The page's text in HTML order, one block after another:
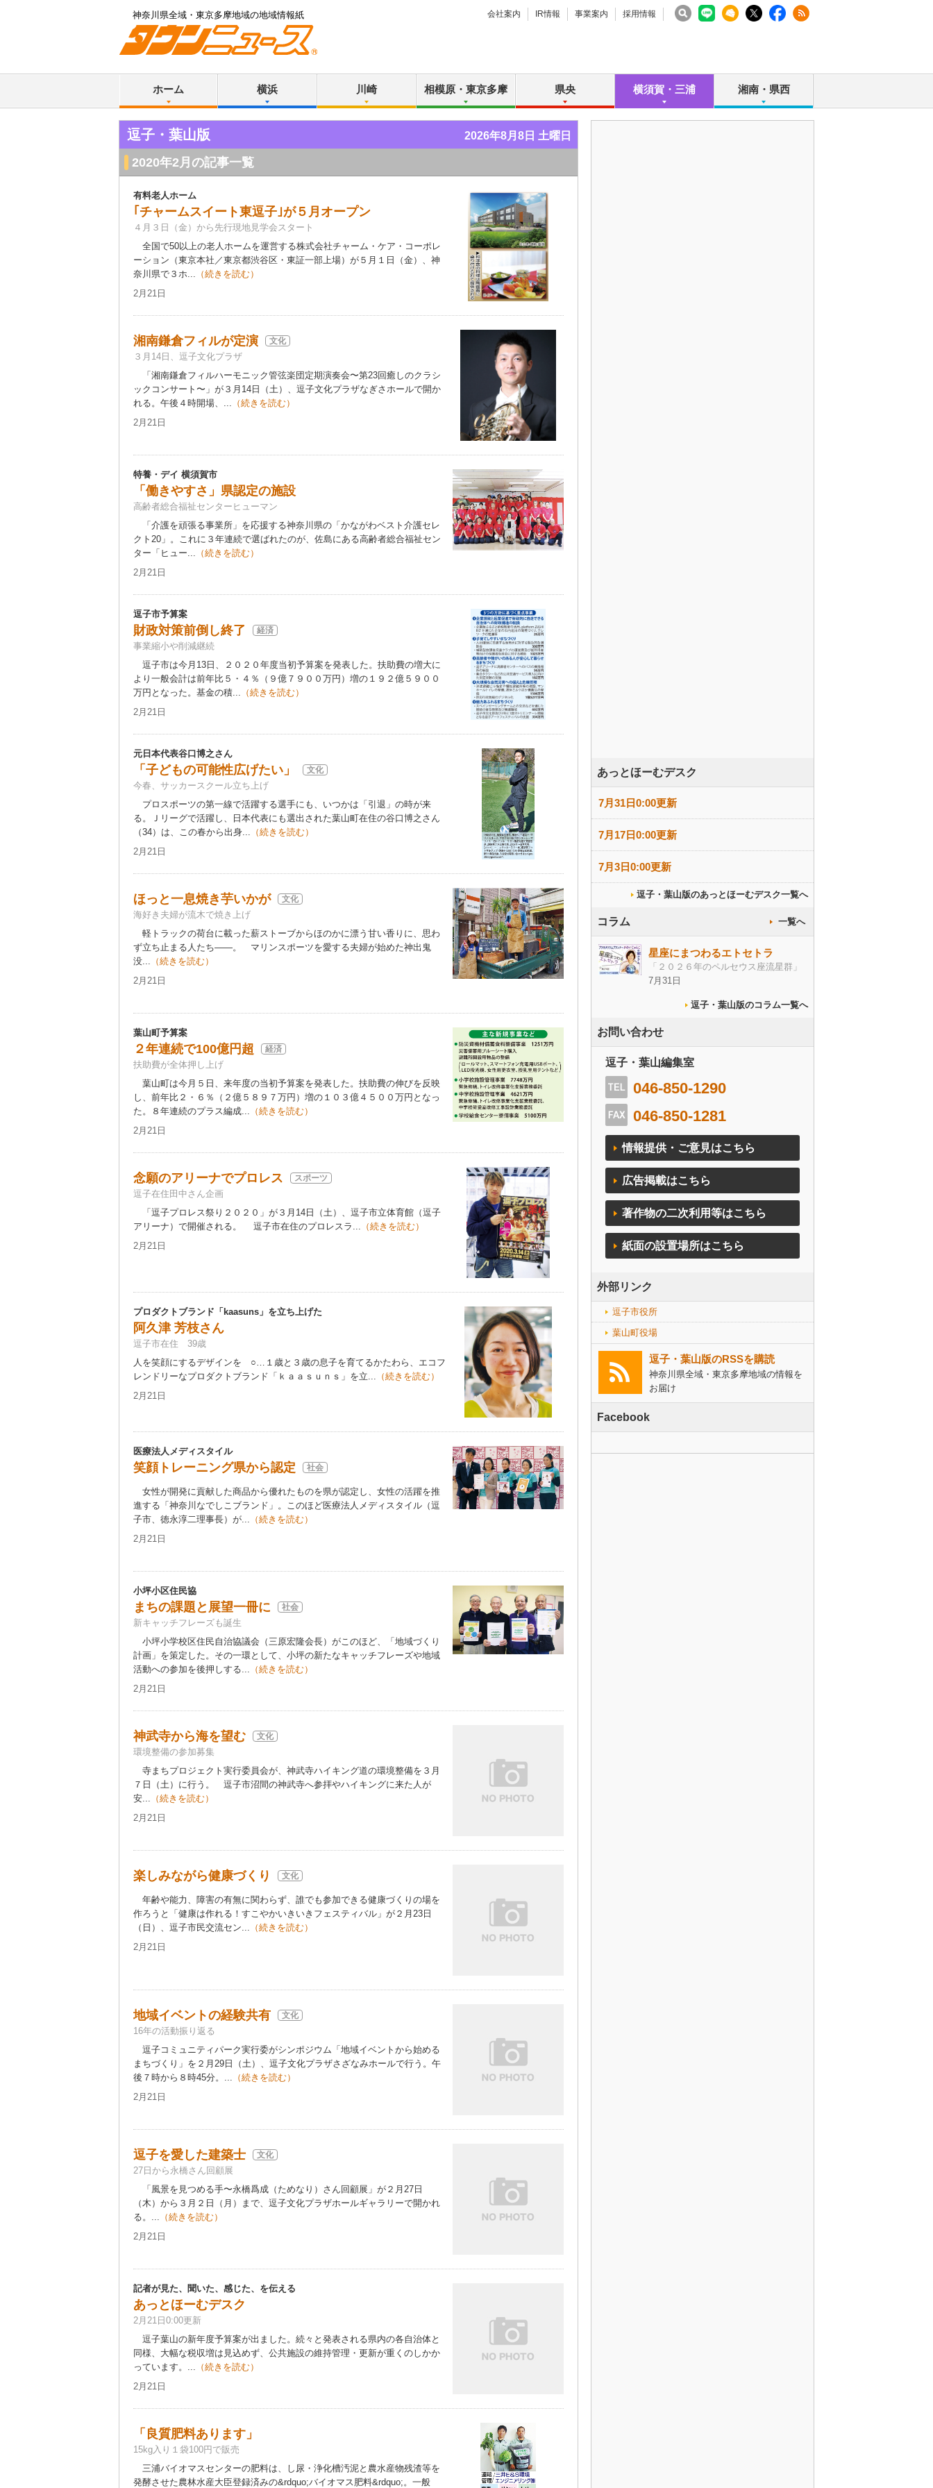
神奈川県全域・東京多摩地域の地域情報紙 会社案内 IR情報 事業案内 採用情報
ホーム 横浜 川崎 相模原・東京多摩 県央 横須賀・三浦 湘南・県西
逗子・葉山版 2026年8月8日 土曜日
2020年2月の記事一覧
有料老人ホーム
｢チャームスイート東逗子｣が５月オープン
４月３日（金）から先行現地見学会スタート
全国で50以上の老人ホームを運営する株式会社チャーム・ケア・コーポレ
ーション（東京本社／東京都渋谷区・東証一部上場）が５月１日（金）、神
奈川県で３ホ... （続きを読む）
2月21日
湘南鎌倉フィルが定演 文化
３月14日、逗子文化プラザ
「湘南鎌倉フィルハーモニック管弦楽団定期演奏会〜第23回癒しのクラシ
ックコンサート〜」が３月14日（土）、逗子文化プラザなぎさホールで開か
れる。午後４時開場、... （続きを読む）
2月21日
特養・デイ 横須賀市
「働きやすさ」県認定の施設
高齢者総合福祉センターヒューマン
「介護を頑張る事業所」を応援する神奈川県の「かながわベスト介護セレ
クト20」。これに３年連続で選ばれたのが、佐島にある高齢者総合福祉セン
ター「ヒュー... （続きを読む）
2月21日
逗子市予算案
財政対策前倒し終了 経済
事業縮小や削減継続
逗子市は今月13日、２０２０年度当初予算案を発表した。扶助費の増大に
より一般会計は前年比５・４％（９億７９００万円）増の１９２億５９００
万円となった。基金の積... （続きを読む）
2月21日
元日本代表谷口博之さん
「子どもの可能性広げたい」 文化
今春、サッカースクール立ち上げ
プロスポーツの第一線で活躍する選手にも、いつかは「引退」の時が来
る。Ｊリーグで活躍し、日本代表にも選出された葉山町在住の谷口博之さん
（34）は、この春から出身... （続きを読む）
2月21日
ほっと一息焼き芋いかが 文化
海好き夫婦が流木で焼き上げ
軽トラックの荷台に載った薪ストーブからほのかに漂う甘い香りに、思わ
ず立ち止まる人たち――。 マリンスポーツを愛する夫婦が始めた神出鬼
没... （続きを読む）
2月21日
葉山町予算案
２年連続で100億円超 経済
扶助費が全体押し上げ
葉山町は今月５日、来年度の当初予算案を発表した。扶助費の伸びを反映
し、前年比２・６％（２億５８９７万円）増の１０３億４５００万円となっ
た。８年連続のプラス編成... （続きを読む）
2月21日
念願のアリーナでプロレス スポーツ
逗子在住田中さん企画
「逗子プロレス祭り２０２０」が３月14日（土）、逗子市立体育館（逗子
アリーナ）で開催される。 逗子市在住のプロレスラ... （続きを読む）
2月21日
プロダクトブランド「kaasuns」を立ち上げた
阿久津 芳枝さん
逗子市在住 39歳
人を笑顔にするデザインを ○…１歳と３歳の息子を育てるかたわら、エコフ
レンドリーなプロダクトブランド「ｋａａｓｕｎｓ」を立... （続きを読む）
2月21日
医療法人メディスタイル
笑顔トレーニング県から認定 社会
女性が開発に貢献した商品から優れたものを県が認定し、女性の活躍を推
進する「神奈川なでしこブランド」。このほど医療法人メディスタイル（逗
子市、徳永淳二理事長）が... （続きを読む）
2月21日
小坪小区住民協
まちの課題と展望一冊に 社会
新キャッチフレーズも誕生
小坪小学校区住民自治協議会（三原宏隆会長）がこのほど、「地域づくり
計画」を策定した。その一環として、小坪の新たなキャッチフレーズや地域
活動への参加を後押しする... （続きを読む）
2月21日
神武寺から海を望む 文化
環境整備の参加募集
寺まちプロジェクト実行委員会が、神武寺ハイキング道の環境整備を３月
７日（土）に行う。 逗子市沼間の神武寺へ参拝やハイキングに来た人が
安... （続きを読む）
2月21日
楽しみながら健康づくり 文化
年齢や能力、障害の有無に関わらず、誰でも参加できる健康づくりの場を
作ろうと「健康は作れる！すこやかいきいきフェスティバル」が２月23日
（日）、逗子市民交流セン... （続きを読む）
2月21日
地域イベントの経験共有 文化
16年の活動振り返る
逗子コミュニティパーク実行委がシンポジウム「地域イベントから始める
まちづくり」を２月29日（土）、逗子文化プラザさざなみホールで行う。午
後７時から８時45分。... （続きを読む）
2月21日
逗子を愛した建築士 文化
27日から永橋さん回顧展
「風景を見つめる手〜永橋爲成（ためなり）さん回顧展」が２月27日
（木）から３月２日（月）まで、逗子文化プラザホールギャラリーで開かれ
る。... （続きを読む）
2月21日
記者が見た、聞いた、感じた、を伝える
あっとほーむデスク
2月21日0:00更新
逗子葉山の新年度予算案が出ました。続々と発表される県内の各自治体と
同様、大幅な税収増は見込めず、公共施設の維持管理・更新が重くのしかか
っています。... （続きを読む）
2月21日
「良質肥料あります」
15kg入り１袋100円で販売
三浦バイオマスセンターの肥料は、し尿・浄化槽汚泥と農水産物残渣等を
発酵させた農林水産大臣登録済みの&rdquo;バイオマス肥料&rdquo;。一般
あっとほーむデスク
7月31日0:00更新
7月17日0:00更新
7月3日0:00更新
逗子・葉山版のあっとほーむデスク一覧へ
コラム 一覧へ
星座にまつわるエトセトラ
「２０２６年のペルセウス座流星群」
7月31日
逗子・葉山版のコラム一覧へ
お問い合わせ
逗子・葉山編集室
046-850-1290
046-850-1281
情報提供・ご意見はこちら
広告掲載はこちら
著作物の二次利用等はこちら
紙面の設置場所はこちら
外部リンク
逗子市役所
葉山町役場
逗子・葉山版のRSSを購読
神奈川県全域・東京多摩地域の情報を
お届け
Facebook